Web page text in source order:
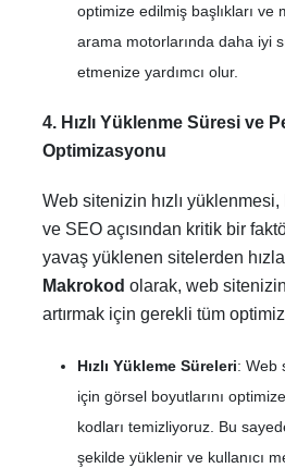
optimize edilmiş başlıkları ve
arama motorlarında daha iyi
etmenize yardımcı olur.
4. Hızlı Yüklenme Süresi ve
Optimizasyonu
Web sitenizin hızlı yüklenmesi,
ve SEO açısından kritik bir
yavaş yüklenen sitelerden
Makrokod olarak, web sitenizin
artırmak için gerekli tüm
Hızlı Yükleme Süreleri: Web
için görsel boyutlarını
kodları temizliyoruz. Bu
şekilde yüklenir ve kullanıcı